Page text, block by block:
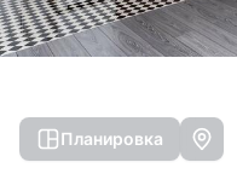
Планировка